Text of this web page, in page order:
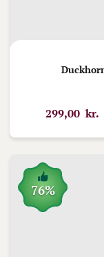
299,00 kr.
76%